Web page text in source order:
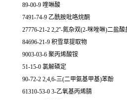
89-00-9 喹啉酸
7491-74-9 乙酰胺吡咯烷酮
27776-21-2 2,2''-氮杂双(2-咪唑啉)二盐酸
84696-21-9 积雪草提取物
9003-03-6 聚丙烯酸铵
51-15-0 氯解磷定
90-72-2 2,4,6-三(二甲氨基甲基)苯酚
61310-53-0 3-乙氧基丙烯腈